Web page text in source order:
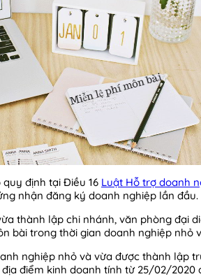
định tại Điều 16 Luật Hỗ trợ doanh
nhận đăng ký doanh nghiệp lần đầu.
thành lập chi nhánh, văn phòng đại
bài trong thời gian doanh nghiệp nhỏ
nghiệp nhỏ và vừa được thành lập
điểm kinh doanh tính từ 25/02/